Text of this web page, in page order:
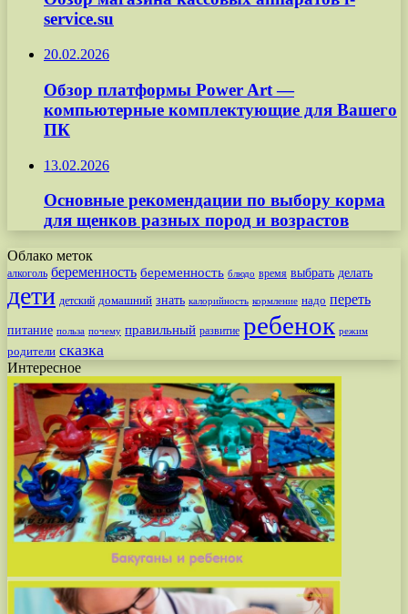
service.su
20.02.2026
Обзор платформы Power Art —
компьютерные комплектующие для Вашего
ПК
13.02.2026
Основные рекомендации по выбору корма
для щенков разных пород и возрастов
Облако меток
алкоголь беременность беременность блюдо время выбрать делать
дети детский домашний знать калорийность кормление надо переть
питание польза почему правильный развитие ребенок режим
родители сказка
Интересное